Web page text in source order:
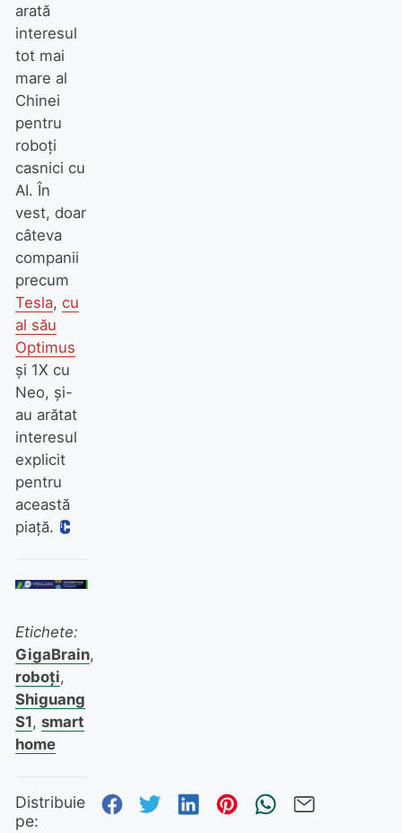
arată
interesul
tot mai
mare al
Chinei
pentru
roboți
casnici cu
AI. În
vest, doar
câteva
companii
precum
Tesla, cu
al său
Optimus
și 1X cu
Neo, și-
au arătat
interesul
explicit
pentru
această
piață.
Etichete:
GigaBrain,
roboți,
Shiguang
S1, smart
home
Distribuie
pe:
Distribuie pe Facebook
Distribuie pe Twitter
Distribuie pe
Distribuie pe
Trimite